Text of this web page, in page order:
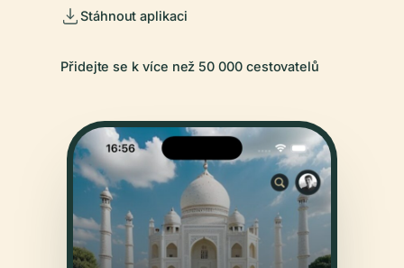
Stáhnout aplikaci
Přidejte se k více než 50 000 cestovatelů